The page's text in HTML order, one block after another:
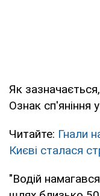
Як
Ознак сп'яніння
Читайте: Гнали
Києві сталася
"Водій